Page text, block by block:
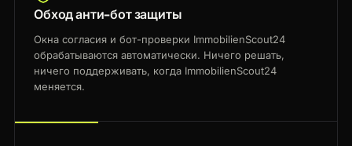
Обход анти-бот защиты
Окна согласия и бот-проверки ImmobilienScout24
обрабатываются автоматически. Ничего решать,
ничего поддерживать, когда ImmobilienScout24
меняется.